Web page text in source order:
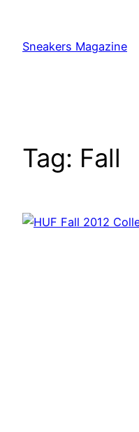
content
Sneakers Magazine
Tag: Fall